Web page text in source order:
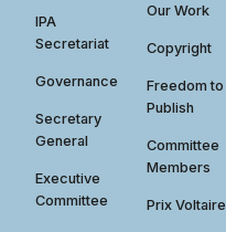
IPA
Secretariat
Governance
Secretary
General
Executive
Committee
Our Work
Copyright
Freedom to
Publish
Committee
Members
Prix Voltaire